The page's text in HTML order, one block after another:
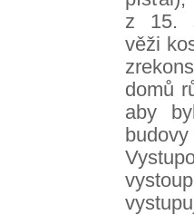
z 15.
věži
domů
aby